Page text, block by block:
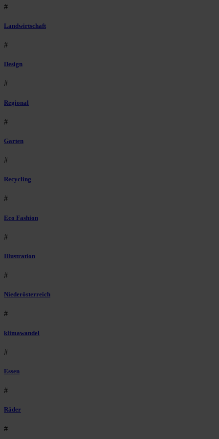
#
Landwirtschaft
#
Design
#
Regional
#
Garten
#
Recycling
#
Eco Fashion
#
Illustration
#
Niederösterreich
#
klimawandel
#
Essen
#
Räder
#